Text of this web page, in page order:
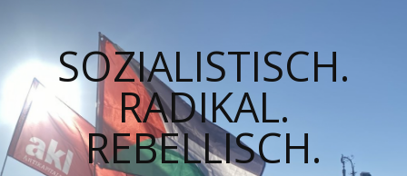
SOZIALISTISCH.
RADIKAL.
REBELLISCH.